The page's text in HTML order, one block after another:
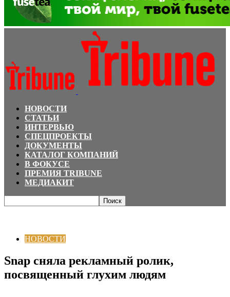
НОВОСТИ
СТАТЬИ
ИНТЕРВЬЮ
СПЕЦПРОЕКТЫ
ДОКУМЕНТЫ
КАТАЛОГ КОМПАНИЙ
В ФОКУСЕ
ПРЕМИЯ TRIBUNE
МЕДИАКИТ
НОВОСТИ
Snap сняла рекламный ролик,
посвященный глухим людям